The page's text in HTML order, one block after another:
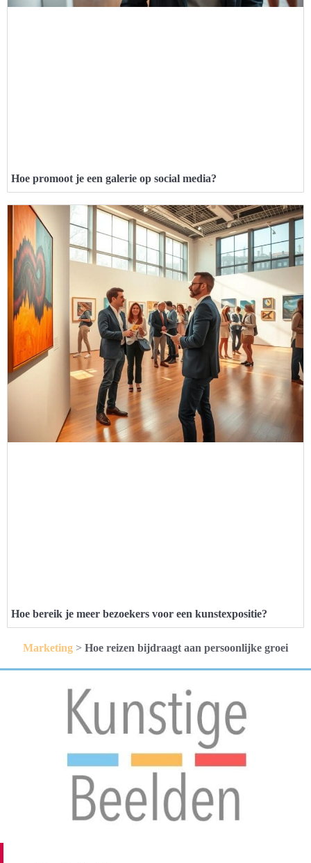
Hoe promoot je een galerie op social media?
Hoe bereik je meer bezoekers voor een kunstexpositie?
Marketing > Hoe reizen bijdraagt aan persoonlijke groei